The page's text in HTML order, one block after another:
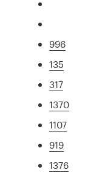
996
135
317
1370
1107
919
1376